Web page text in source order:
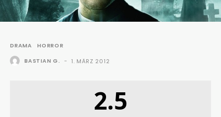
DRAMA
HORROR
BASTIAN G. - 1. MÄRZ 2012
2.5